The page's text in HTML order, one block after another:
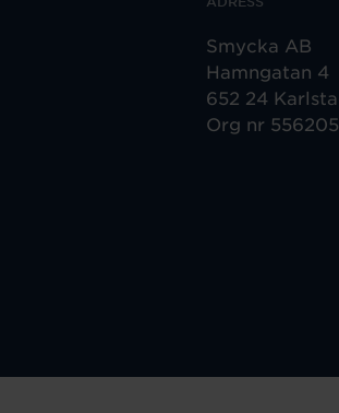
Smycka AB
Hamngatan 4
652 24
Org nr